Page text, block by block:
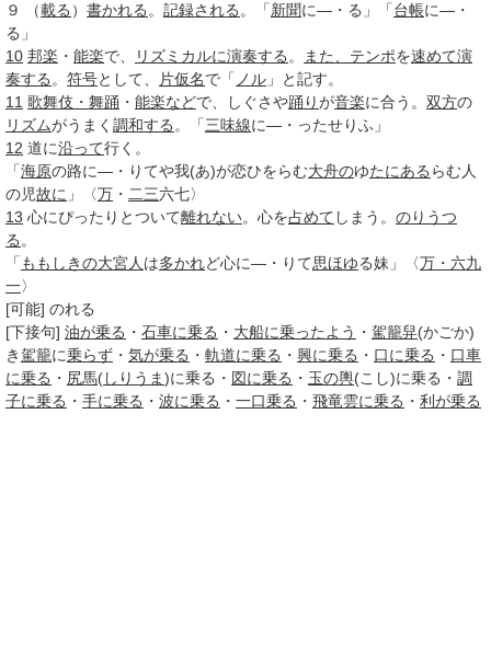
９
（載る ） 書かれる 。 記録される 。「新聞に―・る」「台帳に―・
る」
10 邦楽 ・ 能楽で、 リズミカルに演奏する 。 また、 テンポを速めて演
奏する 。 符号として、 片仮名で「 ノル 」と記す。
11 歌舞伎・舞踊 ・ 能楽などで、しぐさや踊りが音楽に合う。 双方の
リズムがうまく 調和する 。「三味線に―・ったせりふ」
12 道に沿って行く。
「海原の路に―・りてや我(あ)が恋ひをらむ大舟のゆたにある らむ人
の児故に 」〈万 ・ 二三六七〉
13 心にぴったりとついて離れない。心を占めて しまう。 のりうつ
る 。
「 ももしきの大宮人 は多かれど心に―・りて思ほゆる妹」〈万・六九
一〉
[可能] のれる
[下接句] 油が乗る ・ 石車に乗る ・ 大船に乗ったよう ・ 駕籠舁(かごか)
き駕籠に乗らず ・ 気が乗る ・ 軌道に乗る ・ 興に乗る ・ 口に乗る ・ 口車
に乗る ・ 尻馬(しりうま)に乗る・ 図に乗る ・ 玉の輿(こし)に乗る・ 調
子に乗る ・ 手に乗る ・ 波に乗る ・ 一口乗る ・ 飛竜雲に乗る ・ 利が乗る